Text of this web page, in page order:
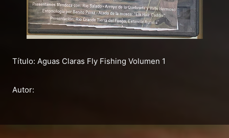
Título: Aguas Claras Fly Fishing Volumen 1
Autor: